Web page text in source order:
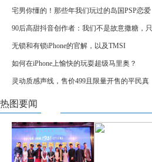
宅男你懂的！那些年我们玩过的岛国PSP恋爱
90后高甜抖音创作者：我们不是故意撒糖，只
无锁和有锁iPhone的官解，以及TMSI
如何在iPhone上愉快的玩耍超级马里奥？
灵动质感声线，售价499且限量开售的平民真
热图要闻